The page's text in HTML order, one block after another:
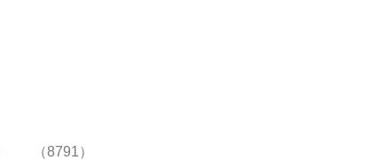
（8791）